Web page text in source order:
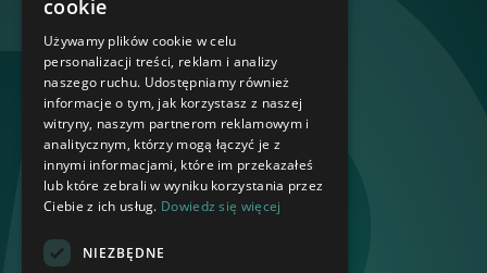
cookie
Używamy plików cookie w celu
personalizacji treści, reklam i analizy
naszego ruchu. Udostępniamy również
informacje o tym, jak korzystasz z naszej
witryny, naszym partnerom reklamowym i
analitycznym, którzy mogą łączyć je z
innymi informacjami, które im przekazałeś
lub które zebrali w wyniku korzystania przez
Ciebie z ich usług. Dowiedz się więcej
NIEZBĘDNE